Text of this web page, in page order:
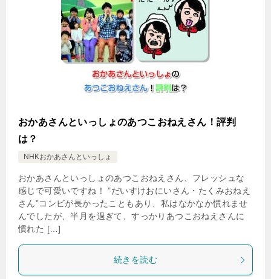
おかあさんといっしょのあつこおねえさん！評判
は？
NHKおかあさんといっしょ
おかあさんといっしょのあつこおねえさん、フレッシュな
感じで可愛いですね！ ”だいすけおにいさん・たくみおねえ
さん”コンビが長かったこともあり、私はなかなか慣れませ
んでしたが、半月を過ぎて、すっかりあつこおねえさんに
慣れた […]
続きを読む